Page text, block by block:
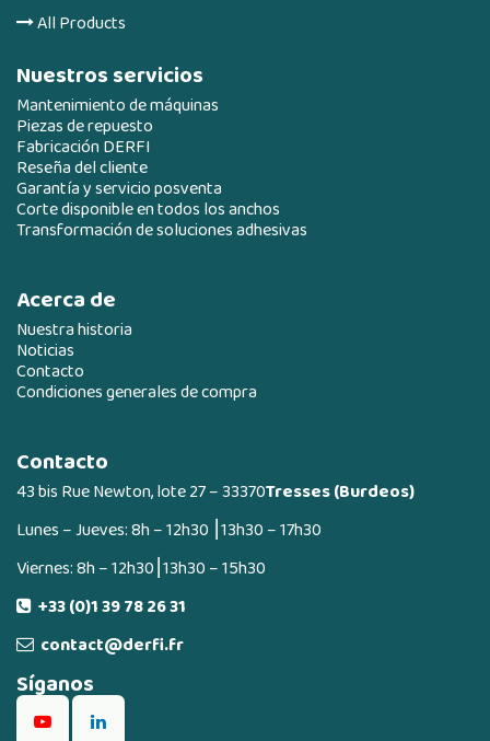
All Products
Nuestros servicios
Mantenimiento de máquinas
Piezas de repuesto
Fabricación DERFI
Reseña del cliente
Garantía y servicio posventa
Corte disponible en todos los anchos
Transformación de soluciones adhesivas
Acerca de
Nuestra historia
Noticias
Contacto
Condiciones generales de compra
Contacto
43 bis Rue Newton, lote 27 – 33370Tresses (Burdeos)
Lunes – Jueves: 8h – 12h30 ⎮13h30 – 17h30
Viernes: 8h – 12h30⎮13h30 – 15h30
+33 (0)1 39 78 26 31
contact@derfi.fr
Síganos